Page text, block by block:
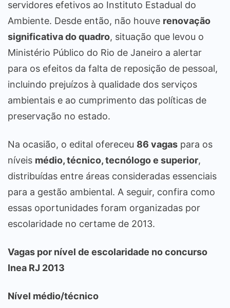
servidores efetivos ao Instituto Estadual do
Ambiente. Desde então, não houve renovação
significativa do quadro, situação que levou o
Ministério Público do Rio de Janeiro a alertar
para os efeitos da falta de reposição de pessoal,
incluindo prejuízos à qualidade dos serviços
ambientais e ao cumprimento das políticas de
preservação no estado.
Na ocasião, o edital ofereceu 86 vagas para os
níveis médio, técnico, tecnólogo e superior,
distribuídas entre áreas consideradas essenciais
para a gestão ambiental. A seguir, confira como
essas oportunidades foram organizadas por
escolaridade no certame de 2013.
Vagas por nível de escolaridade no concurso
Inea RJ 2013
Nível médio/técnico